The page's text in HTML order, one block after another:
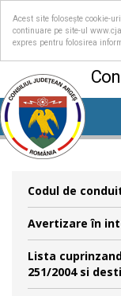
Acest site folosește cookie-
continuare pe site-ul
expres pentru folosirea
Codul de
Avertizare în
Lista
251/2004 si